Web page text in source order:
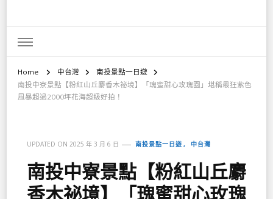
Home 中台灣
南投景點一日遊
南投中寮景點【粉紅山丘麝香木祕境】「瑰蜜甜心玫瑰園」堪稱最狂紫色
風暴超過2000坪花海超級好拍！
UPDATED ON 2025 年 3 月 6 日 南投景點一日遊 中台灣
南投中寮景點【粉紅山丘麝
香木祕境】「瑰蜜甜心玫瑰